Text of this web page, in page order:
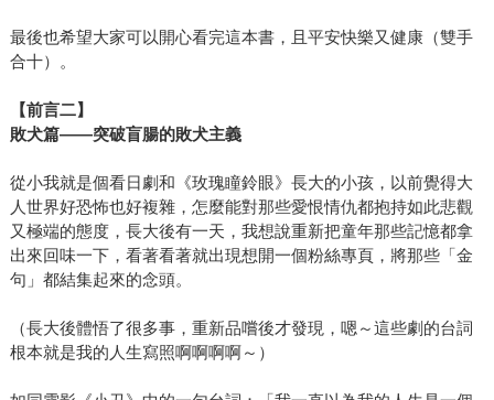
最後也希望大家可以開心看完這本書，且平安快樂又健康（雙手
合十）。
【前言二】
敗犬篇——突破盲腸的敗犬主義
從小我就是個看日劇和《玫瑰瞳鈴眼》長大的小孩，以前覺得大
人世界好恐怖也好複雜，怎麼能對那些愛恨情仇都抱持如此悲觀
又極端的態度，長大後有一天，我想說重新把童年那些記憶都拿
出來回味一下，看著看著就出現想開一個粉絲專頁，將那些「金
句」都結集起來的念頭。
（長大後體悟了很多事，重新品嚐後才發現，嗯～這些劇的台詞
根本就是我的人生寫照啊啊啊啊～）